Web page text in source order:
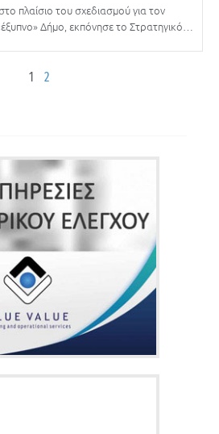
πλαίσιο του σχεδιασμού για τον
Δήμο, εκπόνησε το Στρατηγικό…
1 2